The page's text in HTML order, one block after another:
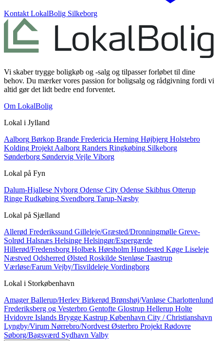
Kontakt LokalBolig Silkeborg
Vi skaber trygge boligkøb og -salg og tilpasser forløbet til dine
behov. Du mærker vores passion for boligsalg og rådgivning fordi vi
altid gør det lidt bedre end forventet.
Om LokalBolig
Lokal i Jylland
Aalborg Børkop Brande Fredericia Herning Højbjerg Holstebro
Kolding Projekt Aalborg Randers Ringkøbing Silkeborg
Sønderborg Søndervig Vejle Viborg
Lokal på Fyn
Dalum-Hjallese Nyborg Odense City Odense Skibhus Otterup
Ringe Rudkøbing Svendborg Tarup-Næsby
Lokal på Sjælland
Allerød Frederikssund Gilleleje/Græsted/Dronningmølle Greve-
Solrød Halsnæs Helsinge Helsingør/Espergærde
Hillerød/Fredensborg Holbæk Hørsholm Hundested Køge Liseleje
Næstved Odsherred Ølsted Roskilde Stenløse Taastrup
Værløse/Farum Vejby/Tisvildeleje Vordingborg
Lokal i Storkøbenhavn
AmagerBallerup/Herlev Birkerød Brønshøj/Vanløse Charlottenlund
Frederiksberg og Vesterbro Gentofte Glostrup Hellerup Holte
Hvidovre Islands Brygge Kastrup København City / Christianshavn
Lyngby/Virum Nørrebro/Nordvest Østerbro Projekt Rødovre
Søborg/Bagsværd Sydhavn Valby